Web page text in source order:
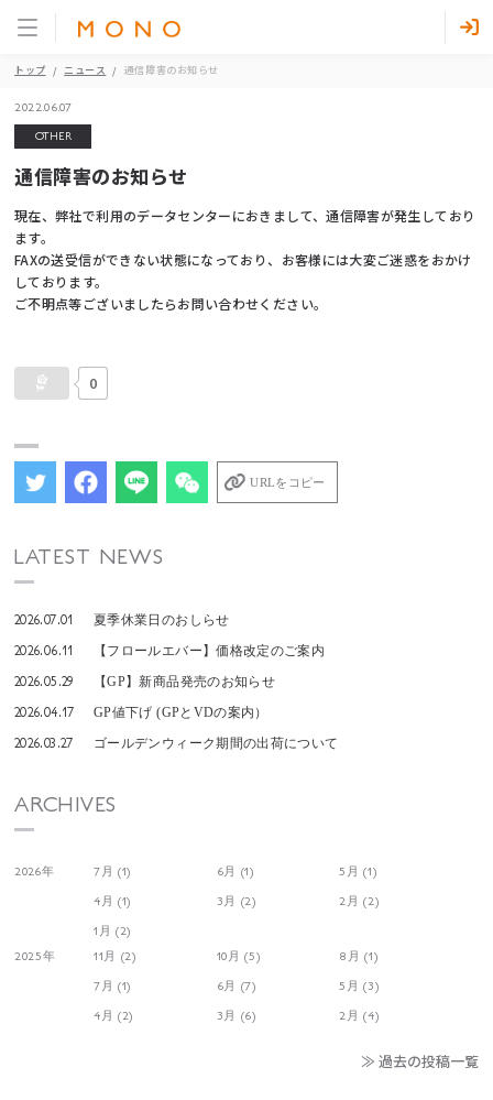
トップ ニュース 通信障害のお知らせ
2022.06.07
OTHER
通信障害のお知らせ
現在、弊社で利用のデータセンターにおきまして、通信障害が発生しており
ます。
FAXの送受信ができない状態になっており、お客様には大変ご迷惑をおかけ
しております。
ご不明点等ございましたらお問い合わせください。
0
URLをコピー
LATEST NEWS
2026.07.01 夏季休業日のおしらせ
2026.06.11 【フロールエバー】価格改定のご案内
2026.05.29 【GP】新商品発売のお知らせ
2026.04.17 GP値下げ (GPとVDの案内）
2026.03.27 ゴールデンウィーク期間の出荷について
ARCHIVES
2026年 7月 (1) 6月 (1)
5月 (1)
4月 (1)
3月 (2)
2月 (2)
1月 (2)
2025年
11月 (2) 10月 (5)
8月 (1)
7月 (1)
6月 (7)
5月 (3)
4月 (2)
3月 (6) 2月 (4)
≫ 過去の投稿一覧